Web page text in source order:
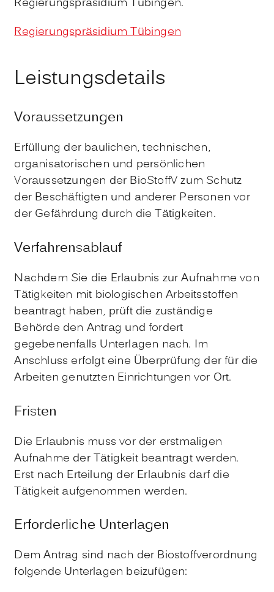
Regierungspräsidium Tübingen
Leistungsdetails
Voraussetzungen
Erfüllung der baulichen, technischen,
organisatorischen und persönlichen
Voraussetzungen der BioStoffV zum Schutz
der Beschäftigten und anderer Personen vor
der Gefährdung durch die Tätigkeiten.
Verfahrensablauf
Nachdem Sie die Erlaubnis zur Aufnahme von
Tätigkeiten mit biologischen Arbeitsstoffen
beantragt haben, prüft die zuständige
Behörde den Antrag und fordert
gegebenenfalls Unterlagen nach. Im
Anschluss erfolgt eine Überprüfung der für die
Arbeiten genutzten Einrichtungen vor Ort.
Fristen
Die Erlaubnis muss vor der erstmaligen
Aufnahme der Tätigkeit beantragt werden.
Erst nach Erteilung der Erlaubnis darf die
Tätigkeit aufgenommen werden.
Erforderliche Unterlagen
Dem Antrag sind nach der Biostoffverordnung
folgende Unterlagen beizufügen: